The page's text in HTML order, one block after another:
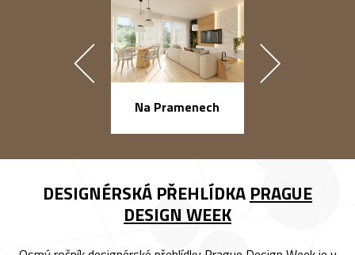
Na Pramenech
DESIGNÉRSKÁ PŘEHLÍDKA PRAGUE
DESIGN WEEK